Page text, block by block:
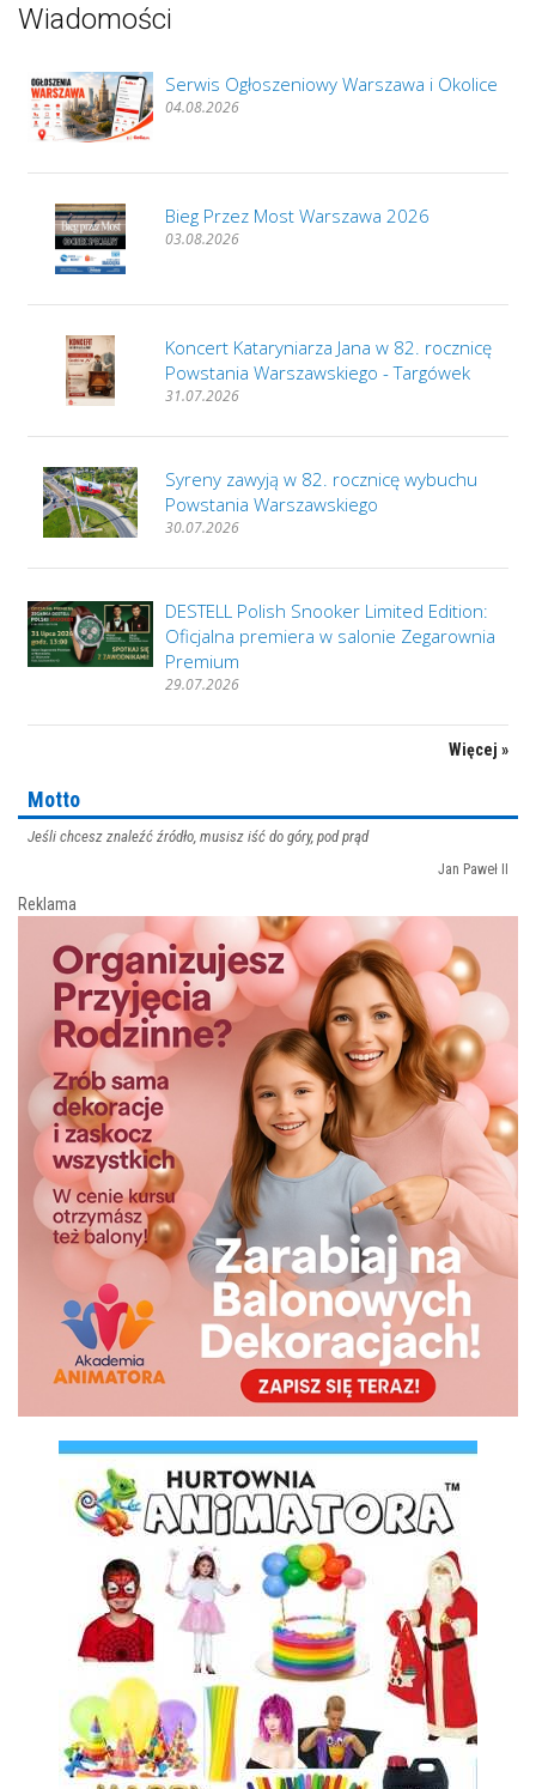
Wiadomości
Serwis Ogłoszeniowy Warszawa i Okolice
04.08.2026
Bieg Przez Most Warszawa 2026
03.08.2026
Koncert Kataryniarza Jana w 82. rocznicę
Powstania Warszawskiego - Targówek
31.07.2026
Syreny zawyją w 82. rocznicę wybuchu
Powstania Warszawskiego
30.07.2026
DESTELL Polish Snooker Limited Edition:
Oficjalna premiera w salonie Zegarownia
Premium
29.07.2026
Więcej »
Motto
Jeśli chcesz znaleźć źródło, musisz iść do góry, pod prąd
Jan Paweł II
Reklama